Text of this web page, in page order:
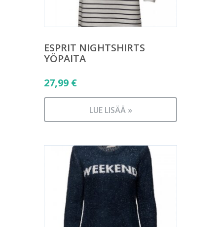
ESPRIT NIGHTSHIRTS
YÖPAITA
27,99 €
LUE LISÄÄ »